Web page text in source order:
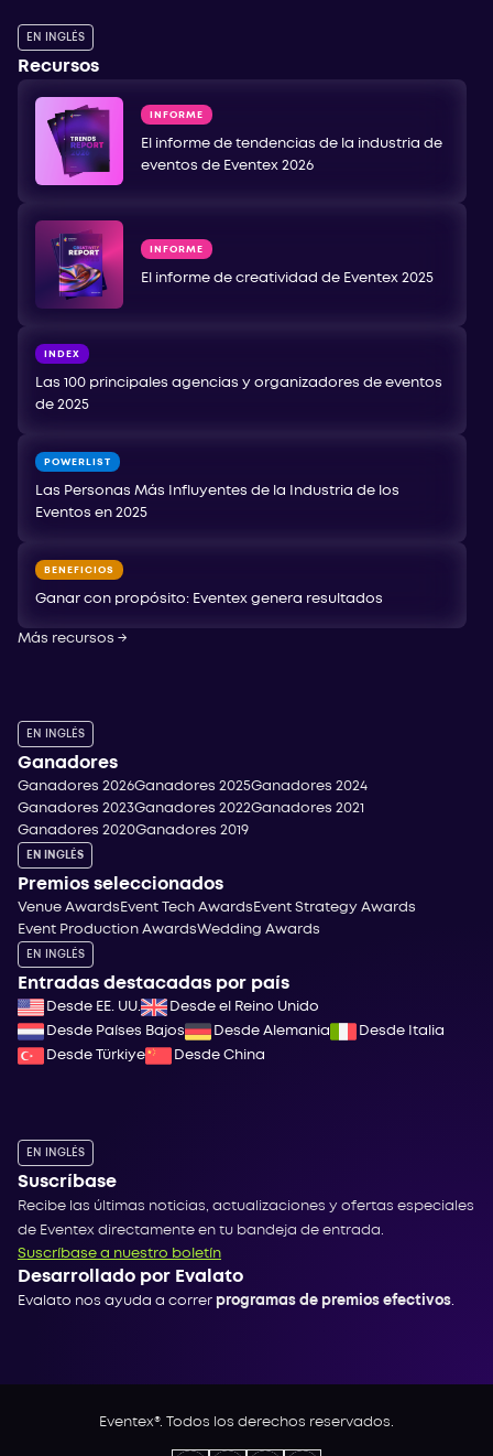
EN INGLÉS
Recursos
INFORME
El informe de tendencias de la industria de
eventos de Eventex 2026
INFORME
El informe de creatividad de Eventex 2025
INDEX
Las 100 principales agencias y organizadores de eventos
de 2025
POWERLIST
Las Personas Más Influyentes de la Industria de los
Eventos en 2025
BENEFICIOS
Ganar con propósito: Eventex genera resultados
Más recursos →
EN INGLÉS
Ganadores
Ganadores 2026Ganadores 2025Ganadores 2024
Ganadores 2023Ganadores 2022Ganadores 2021
Ganadores 2020Ganadores 2019
EN INGLÉS
Premios seleccionados
Venue Awards Event Tech Awards Event Strategy Awards
Event Production AwardsWedding Awards
EN INGLÉS
Entradas destacadas por país
Desde EE. UU.
Desde el Reino Unido
Desde Países Bajos
Desde Alemania
Desde Italia
Desde Türkiye
Desde China
EN INGLÉS
Suscríbase
Recibe las últimas noticias, actualizaciones y ofertas especiales
de Eventex directamente en tu bandeja de entrada.
Suscríbase a nuestro boletín
Desarrollado por Evalato
Evalato nos ayuda a correr programas de premios efectivos
Eventex®. Todos los derechos reservados.